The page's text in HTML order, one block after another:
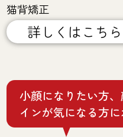
猫背矯正
詳しくはこちら
小顔になりたい方
インが気になる方